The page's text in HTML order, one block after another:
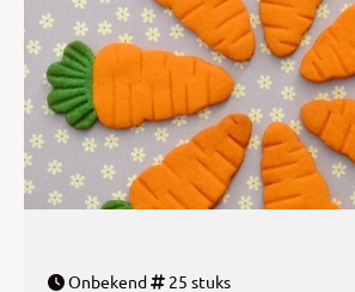
Onbekend 25 stuks